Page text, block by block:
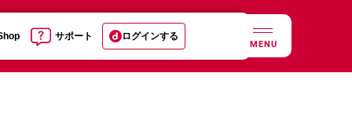
サポート ログインする
MENU